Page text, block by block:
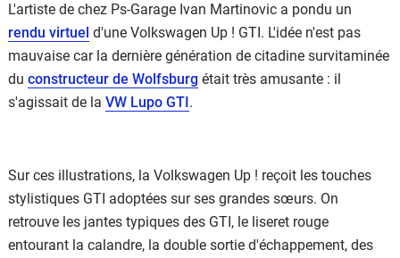
L'artiste de chez Ps-Garage Ivan Martinovic a pondu un
rendu virtuel d'une Volkswagen Up ! GTI. L'idée n'est pas
mauvaise car la dernière génération de citadine survitaminée
du constructeur de Wolfsburg était très amusante : il
s'agissait de la VW Lupo GTI .
Sur ces illustrations, la Volkswagen Up ! reçoit les touches
stylistiques GTI adoptées sur ses grandes sœurs. On
retrouve les jantes typiques des GTI, le liseret rouge
entourant la calandre, la double sortie d'échappement, des